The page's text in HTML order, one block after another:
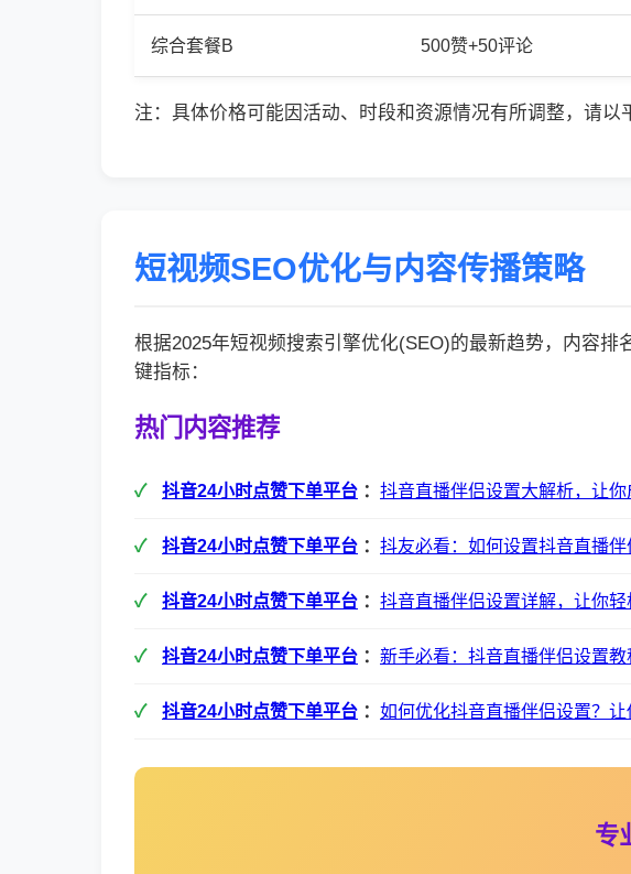
综合套餐B 500赞+50评论
注：具体价格可能因活动、时段和资源情况有所调整，请以
短视频SEO优化与内容传播策略
根据2025年短视频搜索引擎优化(SEO)的最新趋势，内容
键指标：
热门内容推荐
抖音24小时点赞下单平台 ： 抖音直播伴侣设置大解析，让你
抖音24小时点赞下单平台 ： 抖友必看：如何设置抖音直播伴
抖音24小时点赞下单平台 ： 抖音直播伴侣设置详解，让你轻
抖音24小时点赞下单平台 ： 新手必看：抖音直播伴侣设置教
抖音24小时点赞下单平台 ： 如何优化抖音直播伴侣设置？让
专